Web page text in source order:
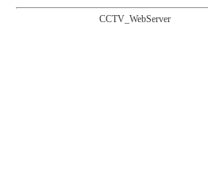
CCTV_WebServer